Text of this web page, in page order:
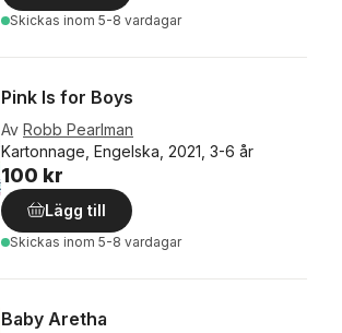
Skickas inom 5-8 vardagar
Pink Is for Boys
Av Robb Pearlman
Kartonnage, Engelska, 2021, 3-6 år
100 kr
Lägg till
Skickas inom 5-8 vardagar
Baby Aretha